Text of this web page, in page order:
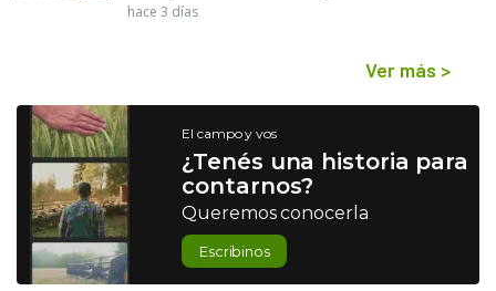
hace 3 días
Ver más >
El campo y vos
¿Tenés una historia para
contarnos?
Queremos conocerla
Escribinos